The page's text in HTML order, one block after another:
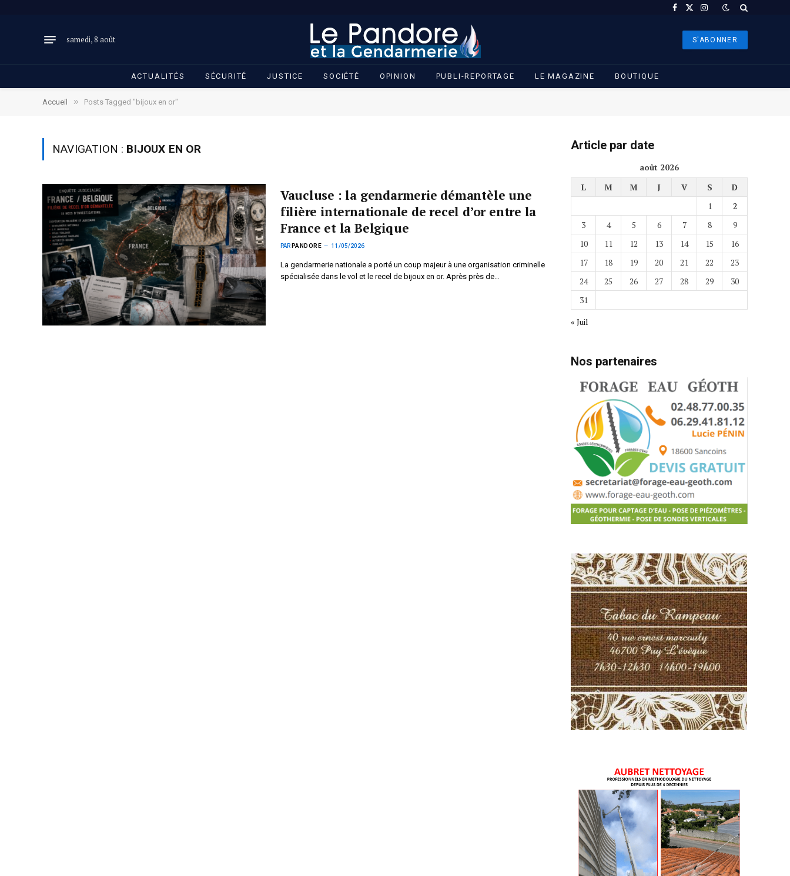
Facebook
X
Instagram
samedi, 8 août S'ABONNER
ACTUALITÉS SÉCURITÉ JUSTICE SOCIÉTÉ OPINION PUBLI-REPORTAGE LE MAGAZINE BOUTIQUE
Accueil » Posts Tagged "bijoux en or"
NAVIGATION : BIJOUX EN OR
Vaucluse : la gendarmerie démantèle une
filière internationale de recel d’or entre la
France et la Belgique
PAR PANDORE 11/05/2026
La gendarmerie nationale a porté un coup majeur à une organisation criminelle
spécialisée dans le vol et le recel de bijoux en or. Après près de…
Article par date
août 2026
L
M M J V S
D
1
2
3
4 5 6 7 8
9
10
11 12 13 14 15
16
17
18 19 20 21 22
23
24
25 26 27 28 29
30
31
« Juil
Nos partenaires